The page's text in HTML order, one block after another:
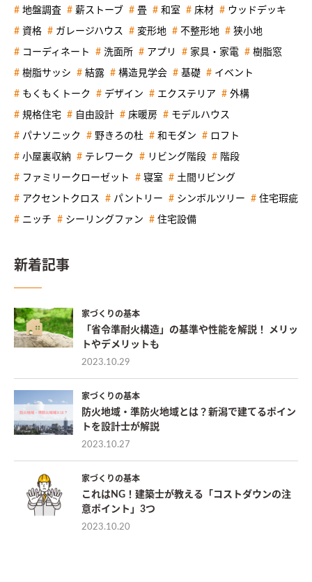
地盤調査 薪ストーブ 畳 和室 床材 ウッドデッキ
資格 ガレージハウス 変形地 不整形地 狭小地
コーディネート 洗面所 アプリ 家具・家電 樹脂窓
樹脂サッシ 結露 構造見学会 基礎 イベント
もくもくトーク デザイン エクステリア 外構
規格住宅 自由設計 床暖房 モデルハウス
パナソニック 野きろの杜 和モダン ロフト
小屋裏収納 テレワーク リビング階段 階段
ファミリークローゼット 寝室 土間リビング
アクセントクロス パントリー シンボルツリー 住宅瑕疵
ニッチ シーリングファン 住宅設備
新着記事
家づくりの基本
「省令準耐火構造」の基準や性能を解説！ メリッ
トやデメリットも
2023.10.29
家づくりの基本
防火地域・準防火地域とは？新潟で建てるポイン
トを設計士が解説
2023.10.27
家づくりの基本
これはNG！建築士が教える「コストダウンの注
意ポイント」3つ
2023.10.20